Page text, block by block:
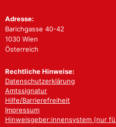
Adresse:
Barichgasse 40-42
1030 Wien
Österreich
Rechtliche Hinweise:
Datenschutzerklärung
Amtssignatur
Hilfe/Barrierefreiheit
Impressum
Hinweisgeber:innensystem (nur